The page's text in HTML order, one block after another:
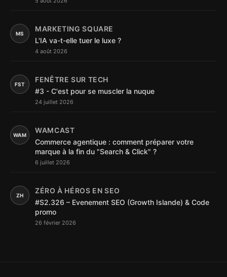
MS
MARKETING SQUARE
L'IA va-t-elle tuer le luxe ?
4 août 2026
FST
FENÊTRE SUR TECH
#3 - C'est pour se muscler la nuque
24 juillet 2026
WAM
WAMCAST
Commerce agentique : comment préparer votre
marque à la fin du "Search & Click" ?
6 juillet 2026
ZH
ZÉRO À HÉROS EN SEO
#S2.326 – Evenement SEO (Growth Islande) & Code
promo
26 février 2026